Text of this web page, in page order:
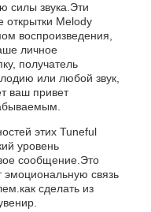
силы звука.Эти
открытки Melody
воспроизведения,
личное
получатель
или любой звук,
ваш привет
этих Tuneful
уровень
сообщение.Это
эмоциональную связь
сделать из